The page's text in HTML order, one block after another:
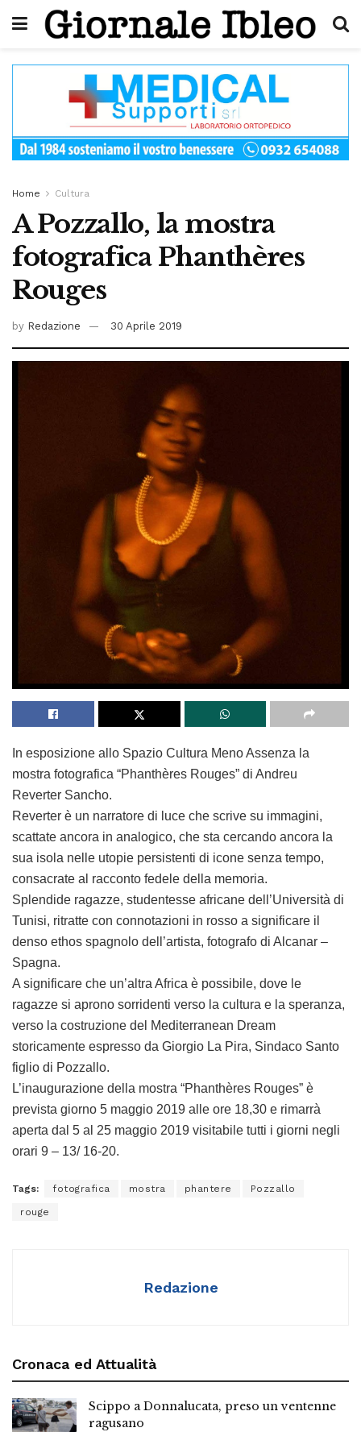
Home Cultura
A Pozzallo, la mostra
fotografica Phanthères
Rouges
by Redazione 30 Aprile 2019
In esposizione allo Spazio Cultura Meno Assenza la
mostra fotografica “Phanthères Rouges” di Andreu
Reverter Sancho.
Reverter è un narratore di luce che scrive su immagini,
scattate ancora in analogico, che sta cercando ancora la
sua isola nelle utopie persistenti di icone senza tempo,
consacrate al racconto fedele della memoria.
Splendide ragazze, studentesse africane dell’Università di
Tunisi, ritratte con connotazioni in rosso a significare il
denso ethos spagnolo dell’artista, fotografo di Alcanar –
Spagna.
A significare che un’altra Africa è possibile, dove le
ragazze si aprono sorridenti verso la cultura e la speranza,
verso la costruzione del Mediterranean Dream
storicamente espresso da Giorgio La Pira, Sindaco Santo
figlio di Pozzallo.
L’inaugurazione della mostra “Phanthères Rouges” è
prevista giorno 5 maggio 2019 alle ore 18,30 e rimarrà
aperta dal 5 al 25 maggio 2019 visitabile tutti i giorni negli
orari 9 – 13/ 16-20.
Tags: fotografica mostra phantere Pozzallo
rouge
Redazione
Cronaca ed Attualità
Scippo a Donnalucata, preso un ventenne
ragusano